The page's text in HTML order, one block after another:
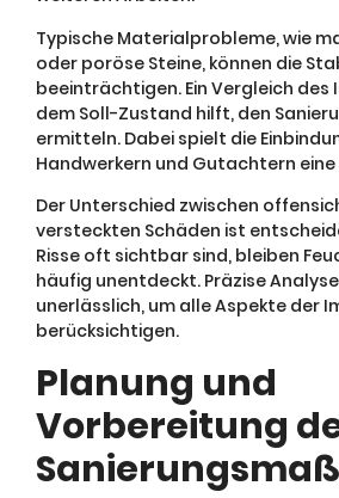
Typische Materialprobleme, wie
oder poröse Steine, können die
beeinträchtigen. Ein Vergleich
dem Soll-Zustand hilft, den
ermitteln. Dabei spielt die
Handwerkern und Gutachtern
Der Unterschied zwischen
versteckten Schäden ist
Risse oft sichtbar sind, bleiben
häufig unentdeckt. Präzise
unerlässlich, um alle Aspekte der
berücksichtigen.
Planung und
Vorbereitung